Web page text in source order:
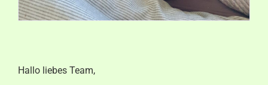
Hallo liebes Team,